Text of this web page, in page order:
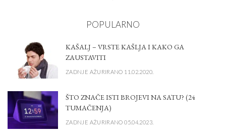
POPULARNO
KAŠALJ – VRSTE KAŠLJA I KAKO GA
ZAUSTAVITI
ZADNJE AŽURIRANO 11.02.2020.
ŠTO ZNAČE ISTI BROJEVI NA SATU? (24
TUMAČENJA)
ZADNJE AŽURIRANO 05.04.2023.